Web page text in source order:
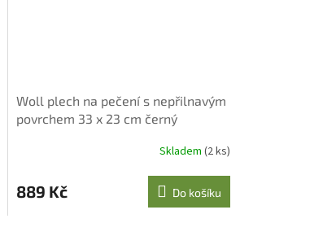
Woll plech na pečení s nepřilnavým
povrchem 33 x 23 cm černý
Skladem (2 ks)
889 Kč Do košíku